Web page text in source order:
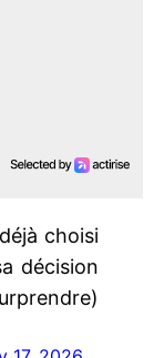
choisi
décision